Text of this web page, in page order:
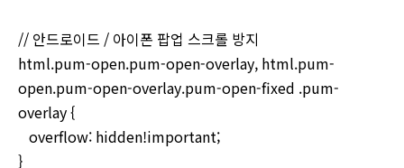
// 안드로이드 / 아이폰 팝업 스크롤 방지
html.pum-open.pum-open-overlay, html.pum-
open.pum-open-overlay.pum-open-fixed .pum-
overlay {
overflow: hidden!important;
}